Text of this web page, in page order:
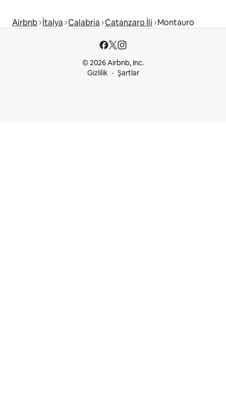
Airbnb İtalya Calabria Catanzaro İli Montauro
© 2026 Airbnb, Inc.
Gizlilik
Şartlar